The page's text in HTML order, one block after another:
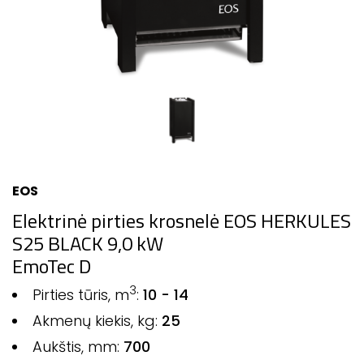
EOS
Elektrinė pirties krosnelė EOS HERKULES
S25 BLACK 9,0 kW
EmoTec D
Pirties tūris, m3: 10 - 14
Akmenų kiekis, kg: 25
Aukštis, mm: 700